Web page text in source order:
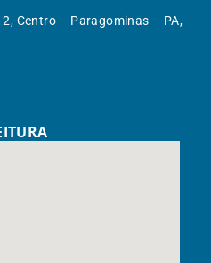
Centro – Paragominas – PA,